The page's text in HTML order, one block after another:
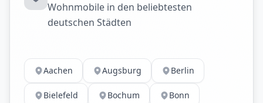
Wohnmobile in den beliebtesten
deutschen Städten
Aachen Augsburg Berlin
Bielefeld Bochum Bonn